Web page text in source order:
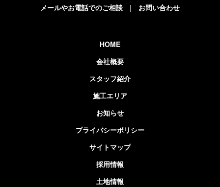
メールやお電話でのご相談
お問い合わせ
HOME
会社概要
スタッフ紹介
施工エリア
お知らせ
プライバシーポリシー
サイトマップ
採用情報
土地情報